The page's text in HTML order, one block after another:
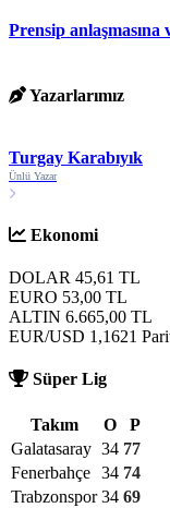
Prensip
Yazarlarımız
Turgay Karabıyık
Ünlü Yazar
Ekonomi
DOLAR 45,61 TL
EURO 53,00 TL
ALTIN 6.665,00 TL
EUR/USD 1,1621
Süper Lig
Takım O
P
Galatasaray 34 77
Fenerbahçe 34 74
Trabzonspor 34 69